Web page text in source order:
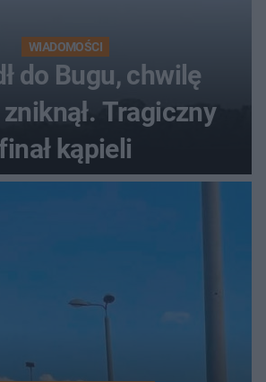
WIADOMOŚCI
do Bugu, chwilę
Tragiczny
kąpieli